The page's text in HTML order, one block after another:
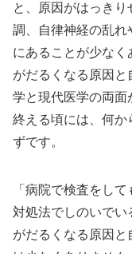
と、原因がはっき
調、自律神経の乱れ
にあることが少な
がだるくなる原因
学と現代医学の両面
終える頃には、何か
ずです。
「病院で検査をし
対処法でしのいで
がだるくなる原因